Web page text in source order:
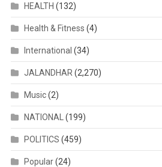
HEALTH (132)
Health & Fitness (4)
International (34)
JALANDHAR (2,270)
Music(2)
NATIONAL (199)
POLITICS (459)
Popular(24)